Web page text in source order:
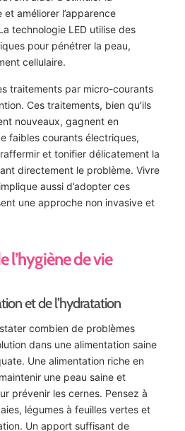
améliorer l’apparence
technologie LED utilise des
pour pénétrer la peau,
cellulaire.
traitements par micro-courants
Ces traitements, bien qu’ils
nouveaux, gagnent en
faibles courants électriques,
et tonifier délicatement la
directement le problème. Vivre
aussi d’adopter ces
une approche non invasive et
l’hygiène de vie
et de l’hydratation
combien de problèmes
dans une alimentation saine
Une alimentation riche en
une peau saine et
prévenir les cernes. Pensez à
légumes à feuilles vertes et
Un apport suffisant de